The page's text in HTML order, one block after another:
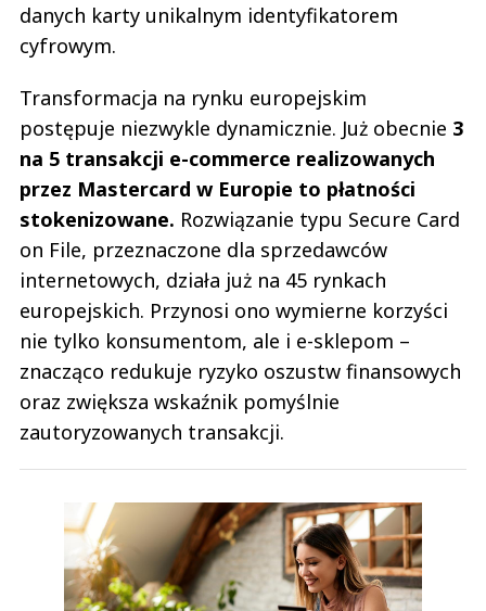
danych karty unikalnym identyfikatorem
cyfrowym.
Transformacja na rynku europejskim
postępuje niezwykle dynamicznie. Już obecnie 3
na 5 transakcji e-commerce realizowanych
przez Mastercard w Europie to płatności
stokenizowane. Rozwiązanie typu Secure Card
on File, przeznaczone dla sprzedawców
internetowych, działa już na 45 rynkach
europejskich. Przynosi ono wymierne korzyści
nie tylko konsumentom, ale i e-sklepom –
znacząco redukuje ryzyko oszustw finansowych
oraz zwiększa wskaźnik pomyślnie
zautoryzowanych transakcji.